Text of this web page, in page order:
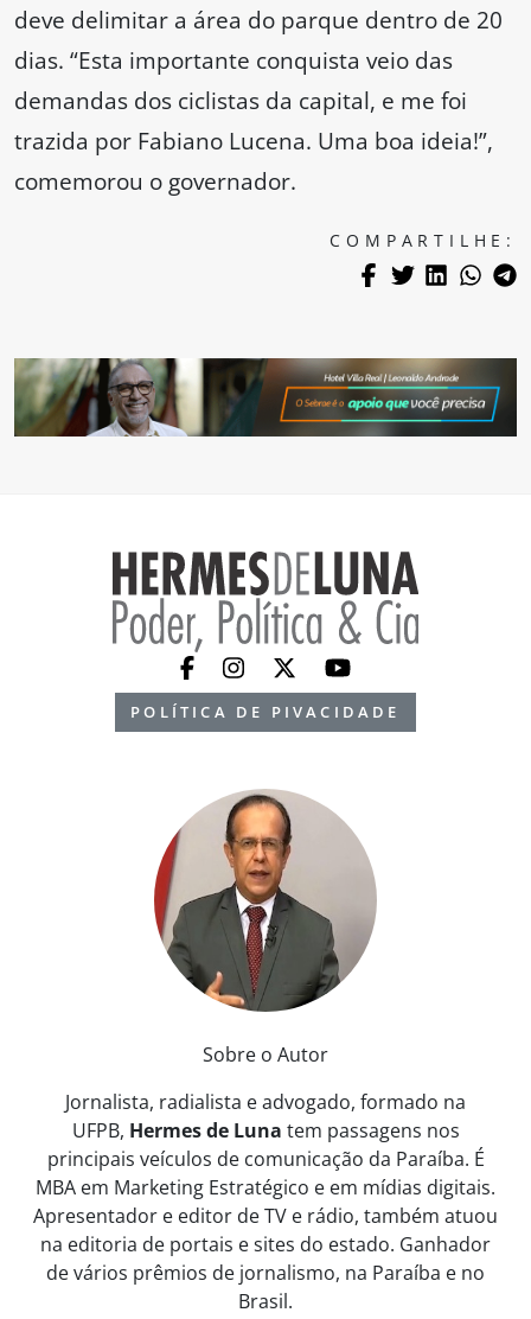
deve delimitar a área do parque dentro de 20
dias. “Esta importante conquista veio das
demandas dos ciclistas da capital, e me foi
trazida por Fabiano Lucena. Uma boa ideia!”,
comemorou o governador.
COMPARTILHE:
POLÍTICA DE PIVACIDADE
Sobre o Autor
Jornalista, radialista e advogado, formado na
UFPB, Hermes de Luna tem passagens nos
principais veículos de comunicação da Paraíba. É
MBA em Marketing Estratégico e em mídias digitais.
Apresentador e editor de TV e rádio, também atuou
na editoria de portais e sites do estado. Ganhador
de vários prêmios de jornalismo, na Paraíba e no
Brasil.